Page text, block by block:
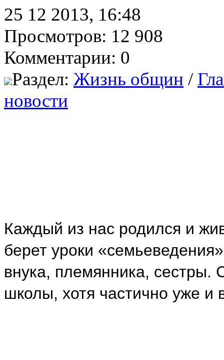
25 12 2013, 16:48
Просмотров: 12 908
Комментарии: 0
Раздел: Жизнь общин /
новости
Каждый из нас родился и
берет уроки
внука, племянника, сестры.
школы, хотя частично уже и